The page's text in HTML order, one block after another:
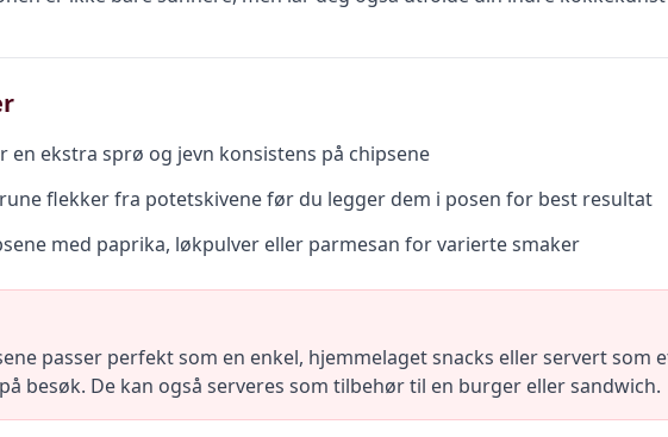
en ekstra sprø og jevn konsistens på chipsene
flekker fra potetskivene før du legger dem i posen for best resultat
med paprika, løkpulver eller parmesan for varierte smaker
passer perfekt som en enkel, hjemmelaget snacks eller servert som
besøk. De kan også serveres som tilbehør til en burger eller sandwich.